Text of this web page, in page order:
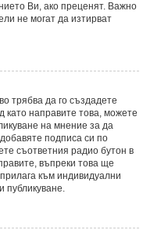
Ви, ако преценят. Важно
не могат да изтирват
трябва да го създадете
направите това, можете
на мнение за да
подписа си по
съответния радио бутон в
въпреки това ще
към индивидуални
публикуване.